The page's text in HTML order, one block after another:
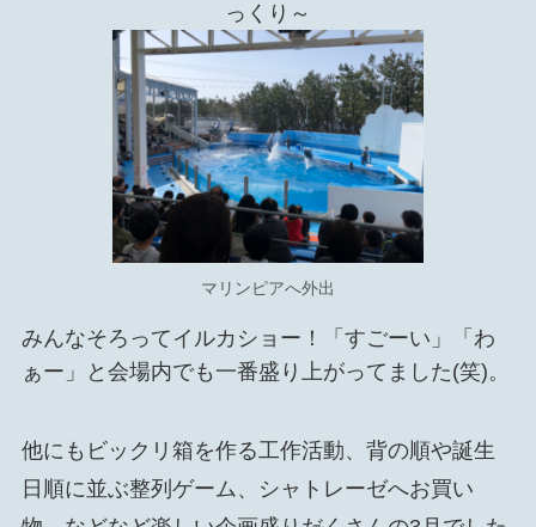
っくり～
マリンピアへ外出
みんなそろってイルカショー！「すごーい」「わ
ぁー」と会場内でも一番盛り上がってました(笑)。
他にもビックリ箱を作る工作活動、背の順や誕生
日順に並ぶ整列ゲーム、シャトレーゼへお買い